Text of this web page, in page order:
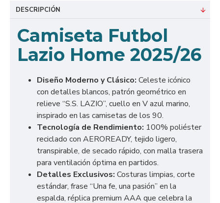
DESCRIPCIÓN
Camiseta Futbol
Lazio Home 2025/26
Diseño Moderno y Clásico: Celeste icónico
con detalles blancos, patrón geométrico en
relieve “S.S. LAZIO”, cuello en V azul marino,
inspirado en las camisetas de los 90.
Tecnología de Rendimiento: 100% poliéster
reciclado con AEROREADY, tejido ligero,
transpirable, de secado rápido, con malla trasera
para ventilación óptima en partidos.
Detalles Exclusivos: Costuras limpias, corte
estándar, frase “Una fe, una pasión” en la
espalda, réplica premium AAA que celebra la